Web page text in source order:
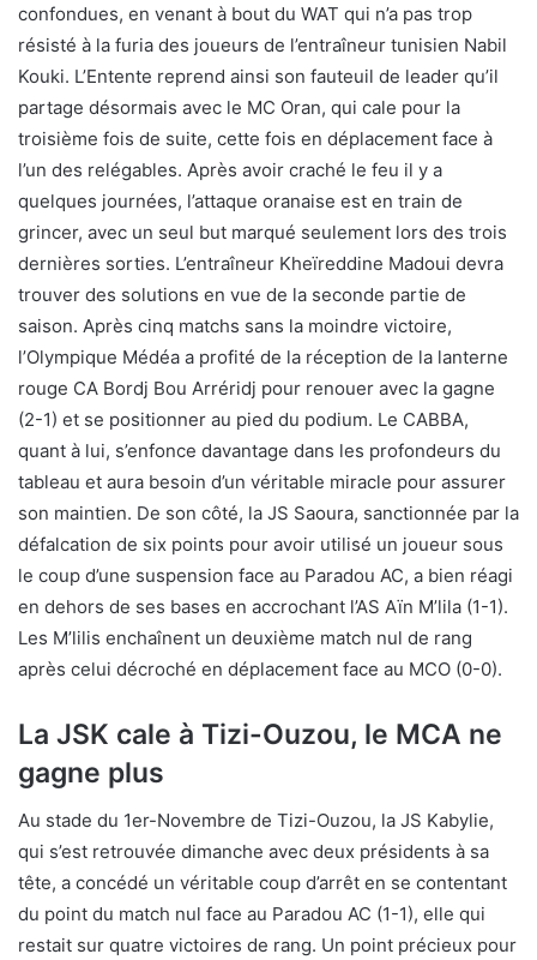
confondues, en venant à bout du WAT qui n’a pas trop
résisté à la furia des joueurs de l’entraîneur tunisien Nabil
Kouki. L’Entente reprend ainsi son fauteuil de leader qu’il
partage désormais avec le MC Oran, qui cale pour la
troisième fois de suite, cette fois en déplacement face à
l’un des relégables. Après avoir craché le feu il y a
quelques journées, l’attaque oranaise est en train de
grincer, avec un seul but marqué seulement lors des trois
dernières sorties. L’entraîneur Kheïreddine Madoui devra
trouver des solutions en vue de la seconde partie de
saison. Après cinq matchs sans la moindre victoire,
l’Olympique Médéa a profité de la réception de la lanterne
rouge CA Bordj Bou Arréridj pour renouer avec la gagne
(2-1) et se positionner au pied du podium. Le CABBA,
quant à lui, s’enfonce davantage dans les profondeurs du
tableau et aura besoin d’un véritable miracle pour assurer
son maintien. De son côté, la JS Saoura, sanctionnée par la
défalcation de six points pour avoir utilisé un joueur sous
le coup d’une suspension face au Paradou AC, a bien réagi
en dehors de ses bases en accrochant l’AS Aïn M’lila (1-1).
Les M’lilis enchaînent un deuxième match nul de rang
après celui décroché en déplacement face au MCO (0-0).
La JSK cale à Tizi-Ouzou, le MCA ne
gagne plus
Au stade du 1er-Novembre de Tizi-Ouzou, la JS Kabylie,
qui s’est retrouvée dimanche avec deux présidents à sa
tête, a concédé un véritable coup d’arrêt en se contentant
du point du match nul face au Paradou AC (1-1), elle qui
restait sur quatre victoires de rang. Un point précieux pour